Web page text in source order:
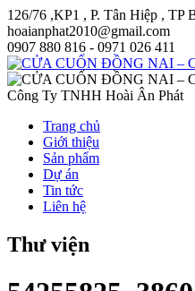
126/76 ,KP1 , P. Tân Hiệp , TP
hoaianphat2010@gmail.com
0907 880 816 - 0971 026 411
Công Ty TNHH Hoài Ân Phát
Trang chủ
Giới thiệu
Sản phẩm
Dự án
Tin tức
Liên hệ
Thư viện